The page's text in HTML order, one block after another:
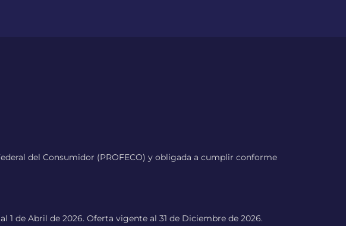
del Consumidor (PROFECO) y obligada a cumplir conforme
1 de Abril de 2026. Oferta vigente al 31 de Diciembre de 2026.